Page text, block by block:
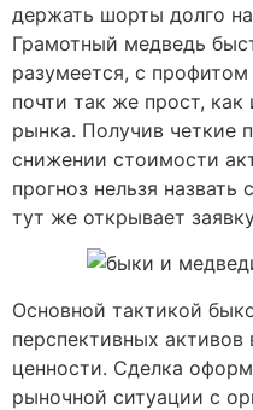
держать шорты долго
Грамотный медведь
разумеется, с
почти так же прост,
рынка. Получив четкие
снижении стоимости
прогноз нельзя
тут же открывает
Основной тактикой
перспективных
ценности. Сделка
рыночной ситуации с